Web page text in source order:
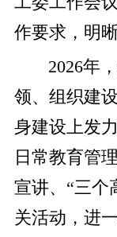
作要求，明
2026年
领、组织建
身建设上发
日常教育管
宣讲、“三个
关活动，进